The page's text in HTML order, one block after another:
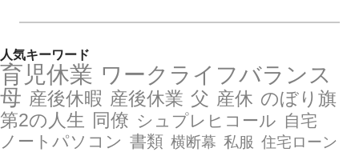
人気キーワード
育児休業 ワークライフバランス
母 産後休暇 産後休業 父 産休 のぼり旗
第2の人生 同僚 シュプレヒコール 自宅
ノートパソコン 書類 横断幕 私服 住宅ローン